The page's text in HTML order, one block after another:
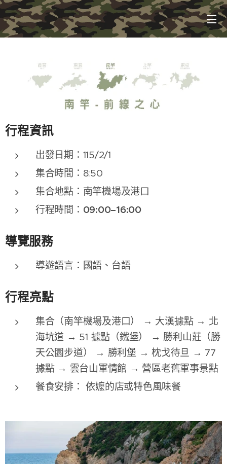
行程資訊
出發日期：115/2/1
集合時間：8:50
集合地點：南竿機場及港口
行程時間： 09:00–16:00
導覽服務
導遊語言：國語、台語
行程亮點
集合（南竿機場及港口） → 大漢據點 → 北
海坑道 → 51 據點（鐵堡） → 勝利山莊（勝
天公園步道） → 勝利堡 → 枕戈待旦 → 77
據點 → 雲台山軍情館 → 營區老舊軍事景點
餐食安排： 依嬤的店或特色風味餐